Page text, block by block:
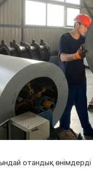
отандық өнімдерді